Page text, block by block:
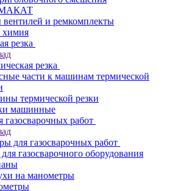
вентилей и ремкомплекты
химия
резка
резка
части к машинам термической
термической резки
машинные
газосварочных работ
для газосварочных работ
газосварочного оборудования
на манометры